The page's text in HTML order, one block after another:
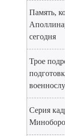
Память,
сегодня
Трое
Серия